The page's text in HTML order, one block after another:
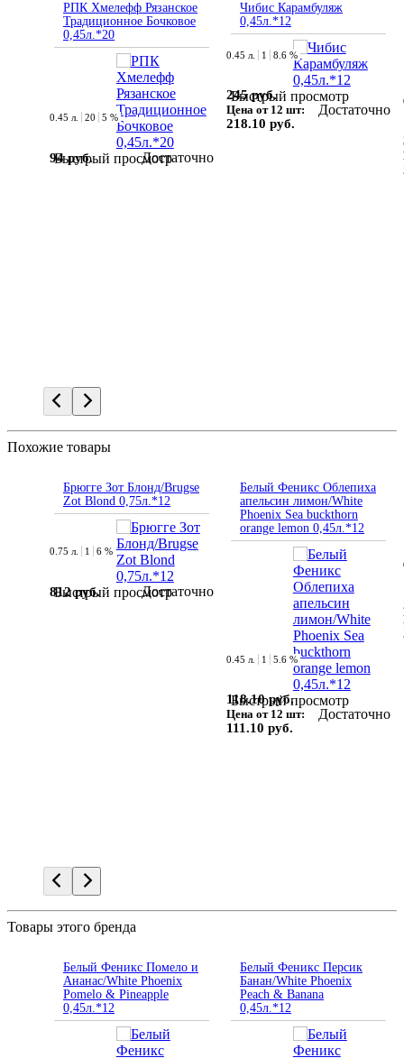
РПК Хмелефф Рязанское
Традиционное Бочковое
0,45л.*20
Быстрый просмотр
0.45 л. 20 5 %
94 руб. Достаточно
Чибис Карамбуляж
0,45л.*12
Быстрый просмотр
0.45 л. 1 8.6 %
245 руб.
Цена от 12 шт:
218.10 руб.
Достаточно
Похожие товары
Брюгге Зот Блонд/Brugse
Zot Blond 0,75л.*12
Быстрый просмотр
0.75 л. 1 6 %
812 руб. Достаточно
Белый Феникс Облепиха
апельсин лимон/White
Phoenix Sea buckthorn
orange lemon 0,45л.*12
Быстрый просмотр
0.45 л. 1 5.6 %
118.10 руб.
Цена от 12 шт:
111.10 руб.
Достаточно
Товары этого бренда
Белый Феникс Помело и
Ананас/White Phoenix
Pomelo & Pineapple
0,45л.*12
Белый Феникс Персик
Банан/White Phoenix
Peach & Banana
0,45л.*12